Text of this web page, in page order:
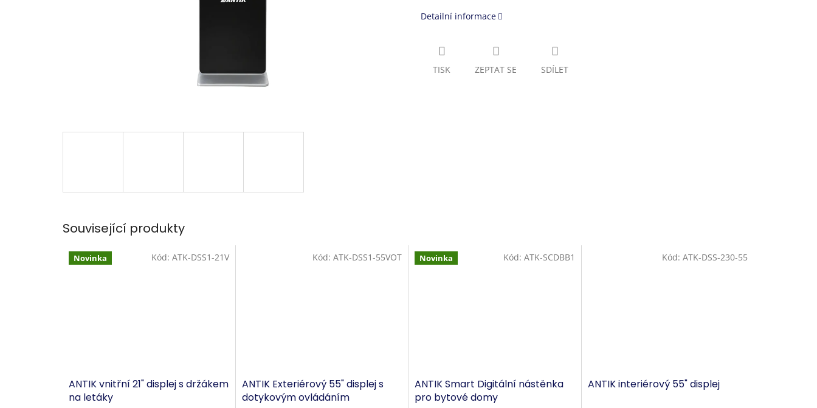
Detailní informace
TISK ZEPTAT SE SDÍLET
Související produkty
Novinka
ANTIK vnitřní 21" displej s držákem
na letáky
Kód: ATK-DSS1-21V
ANTIK Exteriérový 55" displej s
dotykovým ovládáním
Kód: ATK-DSS1-55VOT Novinka
ANTIK Smart Digitální nástěnka
pro bytové domy
Kód: ATK-SCDBB1
ANTIK interiérový 55" displej
Kód: ATK-DSS-230-55